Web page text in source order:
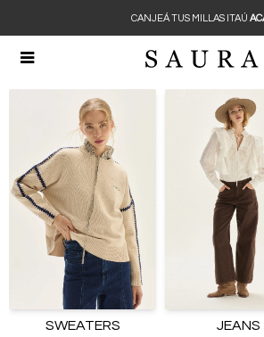

CANJEÁ TUS MILLAS ITAÚ
SWEATERS JEANS